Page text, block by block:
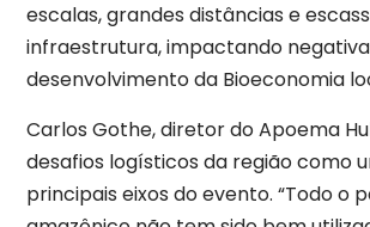
escalas, grandes distâncias e
infraestrutura, impactando
desenvolvimento da Bioeconomia
Carlos Gothe, diretor do Apoema
desafios logísticos da região como
principais eixos do evento. “Todo o